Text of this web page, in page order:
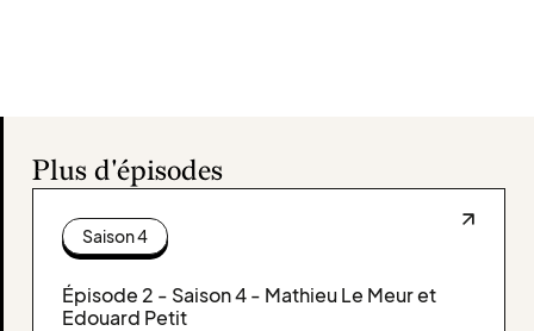
Plus d'épisodes
Saison 4
Épisode 2 - Saison 4 - Mathieu Le Meur et
Edouard Petit